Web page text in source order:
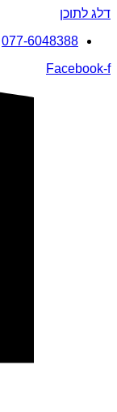
דלג לתוכן
077-6048388
Facebook-f